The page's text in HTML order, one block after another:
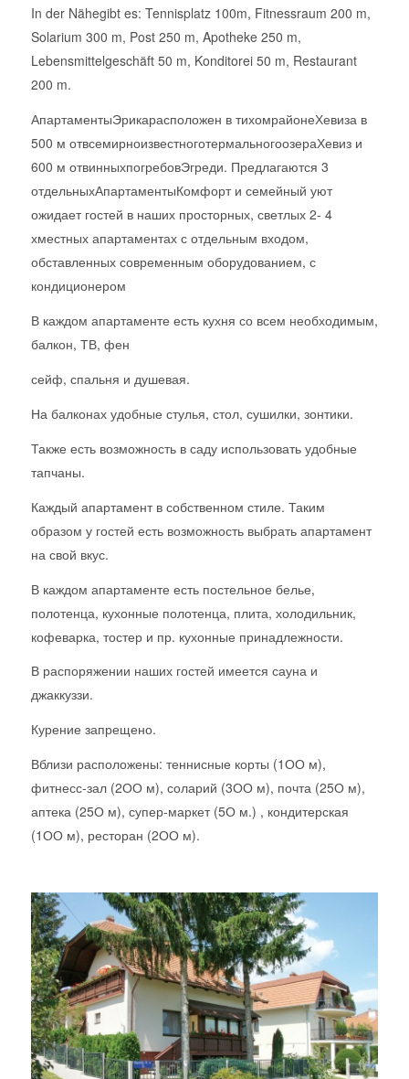
In der Nähegibt es: Tennisplatz 100m, Fitnessraum 200 m,
Solarium 300 m, Post 250 m, Apotheke 250 m,
Lebensmittelgeschäft 50 m, Konditorei 50 m, Restaurant
200 m.
АпартаментыЭрикарасположен в тихомрайонеХевиза в
500 м отвсемирноизвестноготермальногоозераХевиз и
600 м отвинныхпогребовЭгреди. Предлагаются 3
отдельныхАпартаментыКомфорт и семейный уют
ожидает гостей в наших просторных, светлых 2- 4
хместных апартаментах с отдельным входом,
обставленных современным оборудованием, с
кондиционером
В каждом апартаменте есть кухня со всем необходимым,
балкон, ТВ, фен
сейф, спальня и душевая.
На балконах удобные стулья, стол, сушилки, зонтики.
Также есть возможность в саду использовать удобные
тапчаны.
Каждый апартамент в собственном стиле. Таким
образом у гостей есть возможность выбрать апартамент
на свой вкус.
В каждом апартаменте есть постельное белье,
полотенца, кухонные полотенца, плита, холодильник,
кофеварка, тостер и пр. кухонные принадлежности.
В распоряжении наших гостей имеется сауна и
джаккуззи.
Курение запрещено.
Вблизи расположены: теннисные корты (1ОО м),
фитнесс-зал (2ОО м), соларий (3ОО м), почта (25О м),
аптека (25О м), супер-маркет (5О м.) , кондитерская
(1ОО м), ресторан (2ОО м).